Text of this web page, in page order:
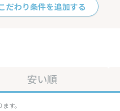
だわり条件を追加する
安い順
す。